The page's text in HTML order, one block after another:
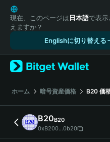
English
日本語
Tiếng Việt
Español (Latinoamérica)
Türkçe
Français
Deutsch
简体中文
繁體中文
Português (Portugal)
現在、このページは日本語で表示
えますか？
Englishに切り替える
ホーム 暗号資産価格 B20 価
B20B20
0xB200...0b20